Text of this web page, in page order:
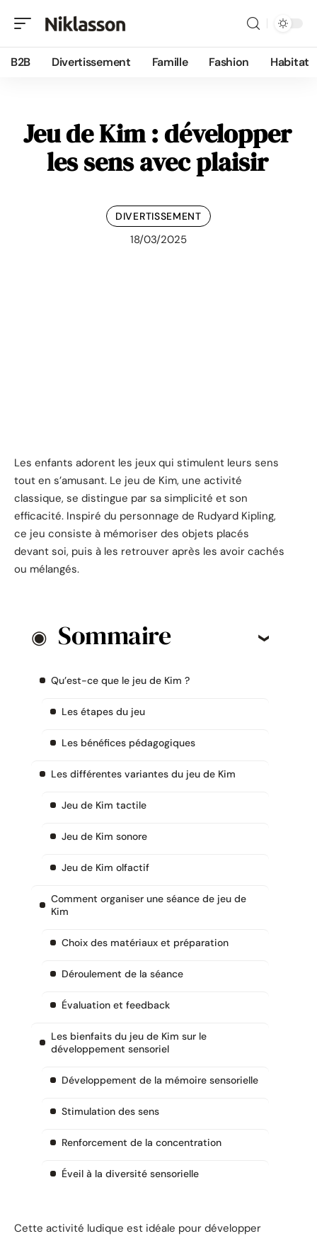
B2B Divertissement Famille Fashion Habitat
Jeu de Kim : développer
les sens avec plaisir
DIVERTISSEMENT
18/03/2025
Les enfants adorent les jeux qui stimulent leurs sens
tout en s’amusant. Le jeu de Kim, une activité
classique, se distingue par sa simplicité et son
efficacité. Inspiré du personnage de Rudyard Kipling,
ce jeu consiste à mémoriser des objets placés
devant soi, puis à les retrouver après les avoir cachés
ou mélangés.
Sommaire
Qu’est-ce que le jeu de Kim ?
Les étapes du jeu
Les bénéfices pédagogiques
Les différentes variantes du jeu de Kim
Jeu de Kim tactile
Jeu de Kim sonore
Jeu de Kim olfactif
Comment organiser une séance de jeu de
Kim
Choix des matériaux et préparation
Déroulement de la séance
Évaluation et feedback
Les bienfaits du jeu de Kim sur le
développement sensoriel
Développement de la mémoire sensorielle
Stimulation des sens
Renforcement de la concentration
Éveil à la diversité sensorielle
Cette activité ludique est idéale pour développer